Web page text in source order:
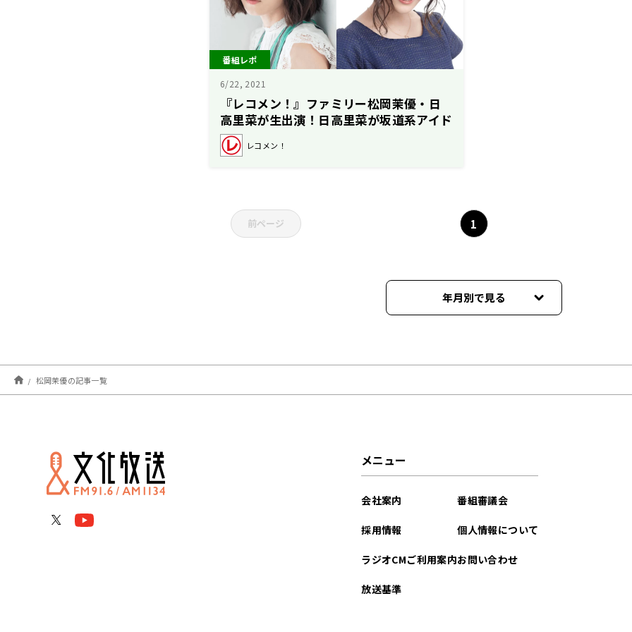
番組レポ
6/22, 2021
『レコメン！』ファミリー松岡茉優・日
高里菜が生出演！日高里菜が坂道系アイド
ル好きを告白
レコメン！
前ページ 1
年月別で見る
松岡茉優の記事一覧
メニュー
会社案内
採用情報
ラジオCMご利用案内
放送基準
番組審議会
個人情報について
お問い合わせ